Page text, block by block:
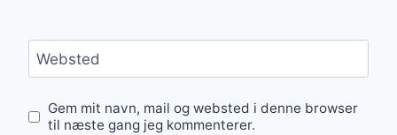
Websted
Gem mit navn, mail og websted i denne browser
til næste gang jeg kommenterer.